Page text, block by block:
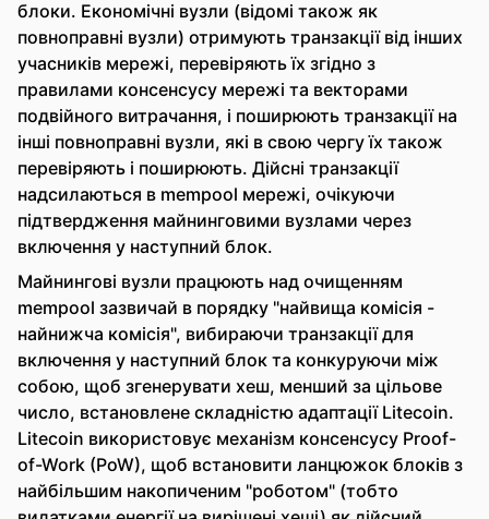
блоки. Економічні вузли (відомі також як
повноправні вузли) отримують транзакції від інших
учасників мережі, перевіряють їх згідно з
правилами консенсусу мережі та векторами
подвійного витрачання, і поширюють транзакції на
інші повноправні вузли, які в свою чергу їх також
перевіряють і поширюють. Дійсні транзакції
надсилаються в mempool мережі, очікуючи
підтвердження майнинговими вузлами через
включення у наступний блок.
Майнингові вузли працюють над очищенням
mempool зазвичай в порядку "найвища комісія -
найнижча комісія", вибираючи транзакції для
включення у наступний блок та конкуруючи між
собою, щоб згенерувати хеш, менший за цільове
число, встановлене складністю адаптації Litecoin.
Litecoin використовує механізм консенсусу Proof-
of-Work (PoW), щоб встановити ланцюжок блоків з
найбільшим накопиченим "роботом" (тобто